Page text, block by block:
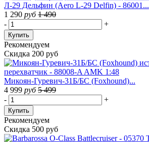
Л-29 Дельфин (Aero L-29 Delfin) - 86001...
1 290 руб 1 490
-
+
Купить
Рекомендуем
Скидка 200 руб
Микоян-Гуревич-31Б/БС (Foxhound)...
4 999 руб 5 499
-
+
Купить
Рекомендуем
Скидка 500 руб